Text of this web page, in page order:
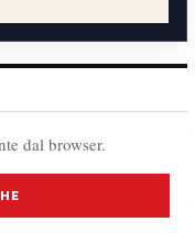
dal browser.